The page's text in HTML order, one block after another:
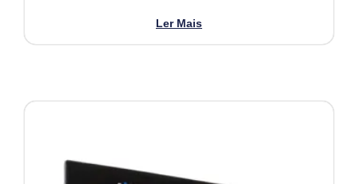
Ler Mais